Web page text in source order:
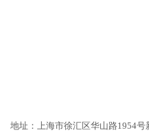
地址：上海市徐汇区华山路1954